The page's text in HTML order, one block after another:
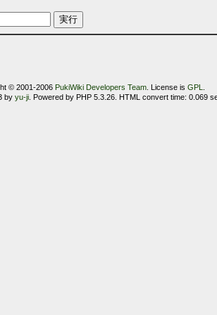
© 2001-2006 PukiWiki Developers Team. License is GPL
by yu-ji. Powered by PHP 5.3.26. HTML convert time: 0.069